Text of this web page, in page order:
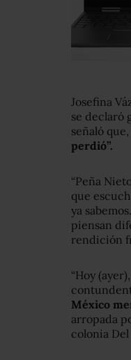
Josefina
se declaró
señaló
perdió”.
“Peña
que
ya
piensan
rendición
“Hoy
México
arropada
colonia Del